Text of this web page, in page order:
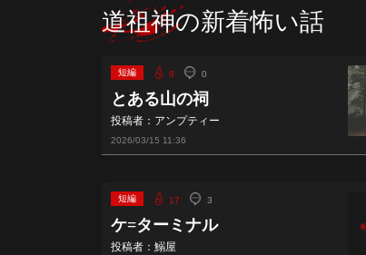
道祖神の新着怖い話
短編 9 0
とある山の祠
投稿者：アンプティー
2026/03/15 11:36
短編 17 3
ケ=ターミナル
投稿者：鰯屋